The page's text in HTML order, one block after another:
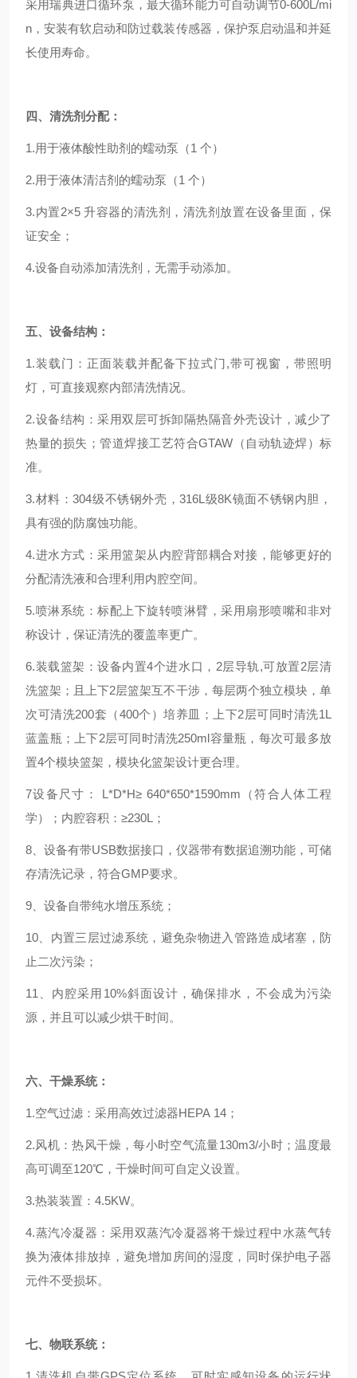
采用瑞典进口循环泵， 最大循环能力可自动调节0-600L/mi
n，安装有软启动和防过载装传感器，保护泵启动温和并延
长使用寿命。
四、 清洗剂分配：
1.用于液体酸性助剂的蠕动泵（1 个）
2.用于液体清洁剂的蠕动泵（1 个）
3.内置2×5 升容器的清洗剂 ，清洗剂放置在设备里面，保
证安全；
4.设备自动添加清洗剂，无需手动添加。
五、 设备结构：
1.装载门：正面装载并配备下拉式门,带可视窗，带照明
灯，可直接观察内部清洗情况。
2.设备结构：采用双层可拆卸隔热隔音外壳设计，减少了
热量的损失； 管道焊接工艺符合GTAW（自动轨迹焊）标
准。
3.材料：304级不锈钢外壳，316L级8K镜面不锈钢内胆，
具有强的防腐蚀功能。
4.进水方式：采用篮架从内腔背部耦合对接，能够更好的
分配清洗液和合理利用内腔空间。
5.喷淋系统：标配上下旋转喷淋臂，采用扇形喷嘴和非对
称设计，保证清洗的覆盖率更广。
6.装载篮架：设备内置4个进水口，2层导轨,可放置2层清
洗篮架； 且上下2层篮架互不干涉， 每层两个独立模块，单
次可清洗200套（400个）培养皿；上下2层可同时清洗1L
蓝盖瓶；上下2层可同时清洗250ml容量瓶，每次可最多放
置4个模块篮架，模块化篮架设计更合理。
7设备尺寸： L*D*H≥ 640*650*1590mm（符合人体工程
学）
；内腔容积：≥230L；
8、 设备有带USB数据接口， 仪器带有数据追溯功能，可储
存清洗记录，符合GMP要求。
9、设备自带纯水增压系统；
10、内置三层过滤系统，避免杂物进入管路造成堵塞，防
止二次污染；
11、内腔采用10%斜面设计，确保排水，不会成为污染
源，并且可以减少烘干时间。
六、 干燥系统：
1.空气过滤：采用高效过滤器HEPA 14 ；
2.风机：热风干燥，每小时空气流量130m3/小时；温度最
高可调至120℃，干燥时间可自定义设置。
3.热装装置：4.5KW。
4.蒸汽冷凝器：采用双蒸汽冷凝器将干燥过程中水蒸气转
换为液体排放掉，避免增加房间的湿度，同时保护电子器
元件不受损坏。
七、 物联系统：